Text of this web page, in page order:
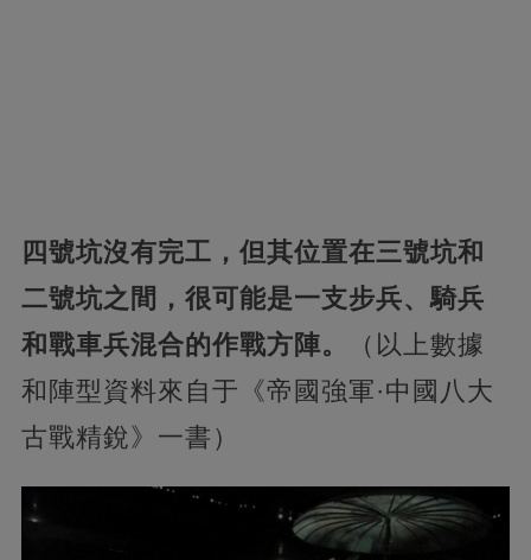
四號坑沒有完工，但其位置在三號坑和
二號坑之間，很可能是一支步兵、騎兵
和戰車兵混合的作戰方陣。
（以上數據
和陣型資料來自于《帝國強軍·中國八大
古戰精銳》一書）